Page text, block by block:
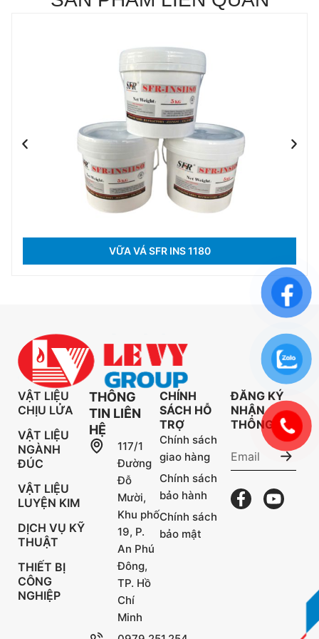
VỮA VÁ SFR INS 1180
VẬT LIỆU
CHỊU LỬA
VẬT LIỆU
NGÀNH
ĐÚC
VẬT LIỆU
LUYỆN KIM
DỊCH VỤ KỸ
THUẬT
THIẾT BỊ
CÔNG
NGHIỆP
THÔNG
TIN LIÊN
HỆ
117/1
Đường
Đỗ
Mười,
Khu phố
19, P.
An Phú
Đông,
TP. Hồ
Chí
Minh
CHÍNH
SÁCH HỖ
TRỢ
Chính sách
giao hàng
Chính sách
bảo hành
Chính sách
bảo mật
ĐĂNG KÝ
NHẬN
THÔNG TIN